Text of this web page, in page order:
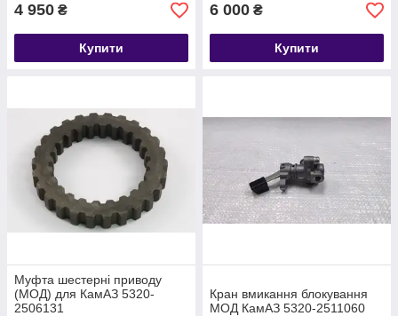
4 950 ₴
Купити
6 000 ₴
Купити
Муфта шестерні приводу
(МОД) для КамАЗ 5320-
2506131
Кран вмикання блокування
МОД КамАЗ 5320-2511060